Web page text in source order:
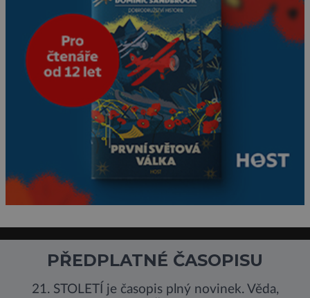
podmínkám. Sucho,
prosolené písky a extrémně
PŘEDPLATNÉ ČASOPISU
21. STOLETÍ je časopis plný novinek. Věda,